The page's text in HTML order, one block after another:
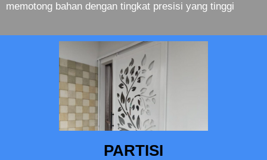
memotong bahan dengan tingkat presisi yang tinggi
PARTISI